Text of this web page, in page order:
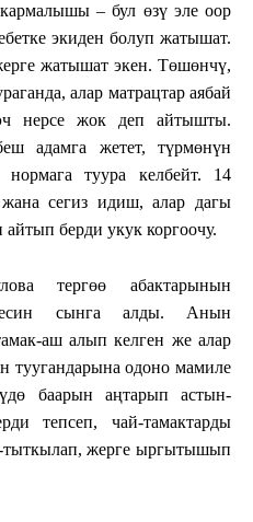
– бул өзү эле оор
экиден болуп жатышат.
жатышат экен. Төшөнчү,
алар матрацтар аябай
нерсе жок деп айтышты.
адамга жетет, түрмөнүн
туура келбейт. 14
сегиз идиш, алар дагы
берди укук коргоочу.
тергөө абактарынын
сынга алды. Анын
аш алып келген же алар
туугандарына одоно мамиле
баарын аңтарып астын-
тепсеп, чай-тамактарды
жерге ыргытышып